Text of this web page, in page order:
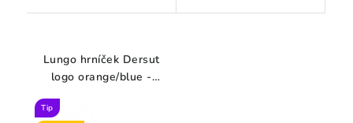
Lungo hrníček Dersut
logo orange/blue -
Tip